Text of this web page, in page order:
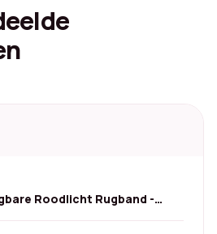
Roodlicht Rugband -